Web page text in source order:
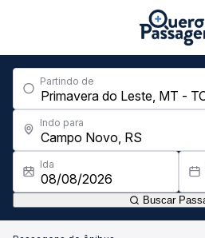
Partindo de
Indo para
Ida
Buscar